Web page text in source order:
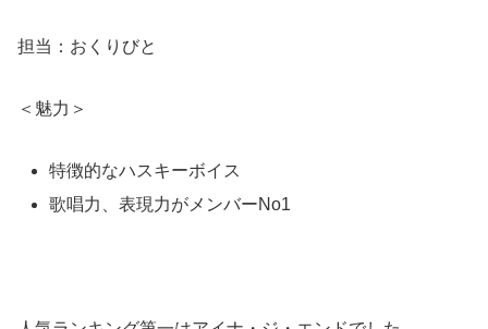
担当：おくりびと
＜魅力＞
特徴的なハスキーボイス
歌唱力、表現力がメンバーNo1